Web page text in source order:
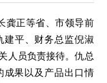
龚正等省、市领导前
建平、财务总监倪淑
人员负责接待。仇总
成果以及产品出口情